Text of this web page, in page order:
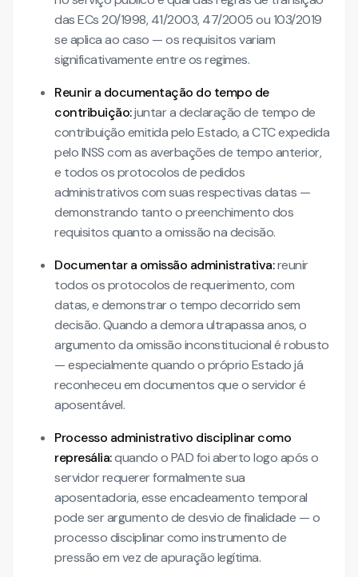
das ECs 20/1998, 41/2003, 47/2005 ou 103/2019
se aplica ao caso — os requisitos variam
significativamente entre os regimes.
Reunir a documentação do tempo de
contribuição:juntar a declaração de tempo de
contribuição emitida pelo Estado, a CTC expedida
pelo INSS com as averbações de tempo anterior,
e todos os protocolos de pedidos
administrativos com suas respectivas datas —
demonstrando tanto o preenchimento dos
requisitos quanto a omissão na decisão.
Documentar a omissão administrativa:reunir
todos os protocolos de requerimento, com
datas, e demonstrar o tempo decorrido sem
decisão. Quando a demora ultrapassa anos, o
argumento da omissão inconstitucional é robusto
— especialmente quando o próprio Estado já
reconheceu em documentos que o servidor é
aposentável.
Processo administrativo disciplinar como
represália:quando o PAD foi aberto logo após o
servidor requerer formalmente sua
aposentadoria, esse encadeamento temporal
pode ser argumento de desvio de finalidade — o
processo disciplinar como instrumento de
pressão em vez de apuração legítima.